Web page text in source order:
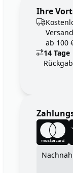
Ihre
Versand
ab 100
14 Tage